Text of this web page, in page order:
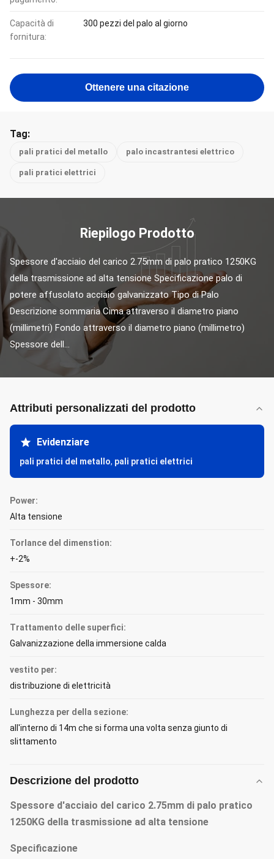
Capacità di
fornitura:
300 pezzi del palo al giorno
Ottenere una citazione
Tag:
pali pratici del metallo palo incastrantesi elettrico
pali pratici elettrici
Riepilogo Prodotto
Spessore d'acciaio del carico 2.75mm di palo pratico 1250KG
della trasmissione ad alta tensione Specificazione palo di
potere affusolato acciaio galvanizzato Tipo di Palo
Descrizione sommaria Cima attraverso il diametro piano
(millimetri) Fondo attraverso il diametro piano (millimetro)
Spessore dell...
Attributi personalizzati del prodotto
Evidenziare
pali pratici del metallo, pali pratici elettrici
Power:
Alta tensione
Torlance del dimenstion:
+-2%
Spessore:
1mm - 30mm
Trattamento delle superfici:
Galvanizzazione della immersione calda
vestito per:
distribuzione di elettricità
Lunghezza per della sezione:
all'interno di 14m che si forma una volta senza giunto di
slittamento
Descrizione del prodotto
Spessore d'acciaio del carico 2.75mm di palo pratico
1250KG della trasmissione ad alta tensione
Specificazione